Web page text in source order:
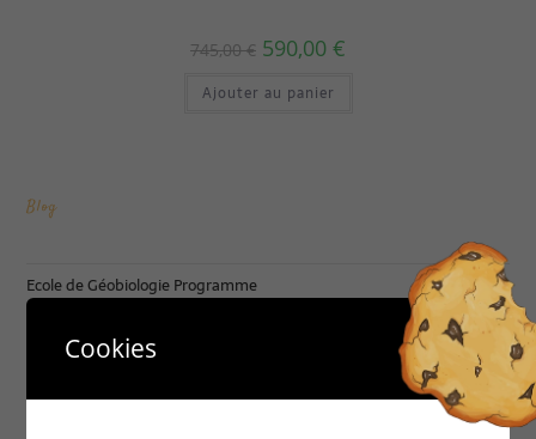
745,00€ 590,00 €
Ajouter au panier
Blog
Ecole de Géobiologie Programme
Cookies